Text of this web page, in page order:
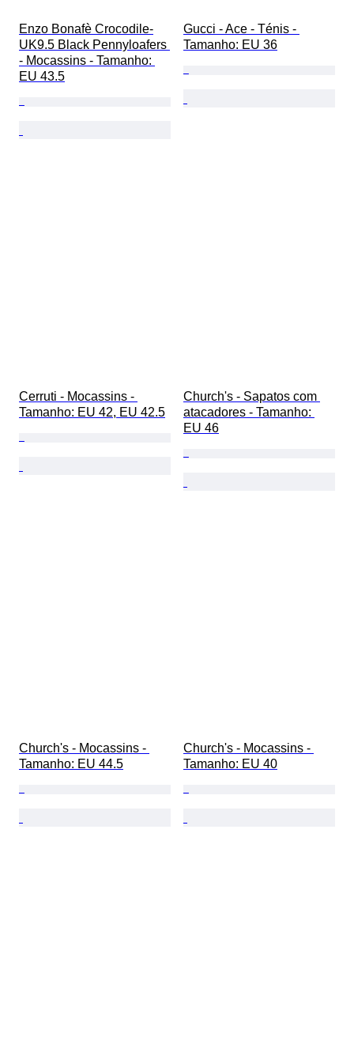
Enzo Bonafè Crocodile-
UK9.5 Black Pennyloafers
- Mocassins - Tamanho:
EU 43.5
Gucci - Ace - Ténis -
Tamanho: EU 36
Cerruti - Mocassins -
Tamanho: EU 42, EU 42.5
Church's - Sapatos com
atacadores - Tamanho:
EU 46
Church's - Mocassins -
Tamanho: EU 44.5
Church's - Mocassins -
Tamanho: EU 40